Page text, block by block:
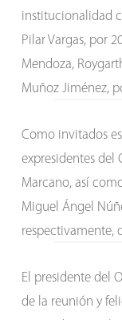
institucionalidad
Pilar Vargas, por
Mendoza,
Muñoz Jiménez,
Como invitados
expresidentes del
Marcano, así
Miguel Ángel
respectivamente,
El presidente del
de la reunión y